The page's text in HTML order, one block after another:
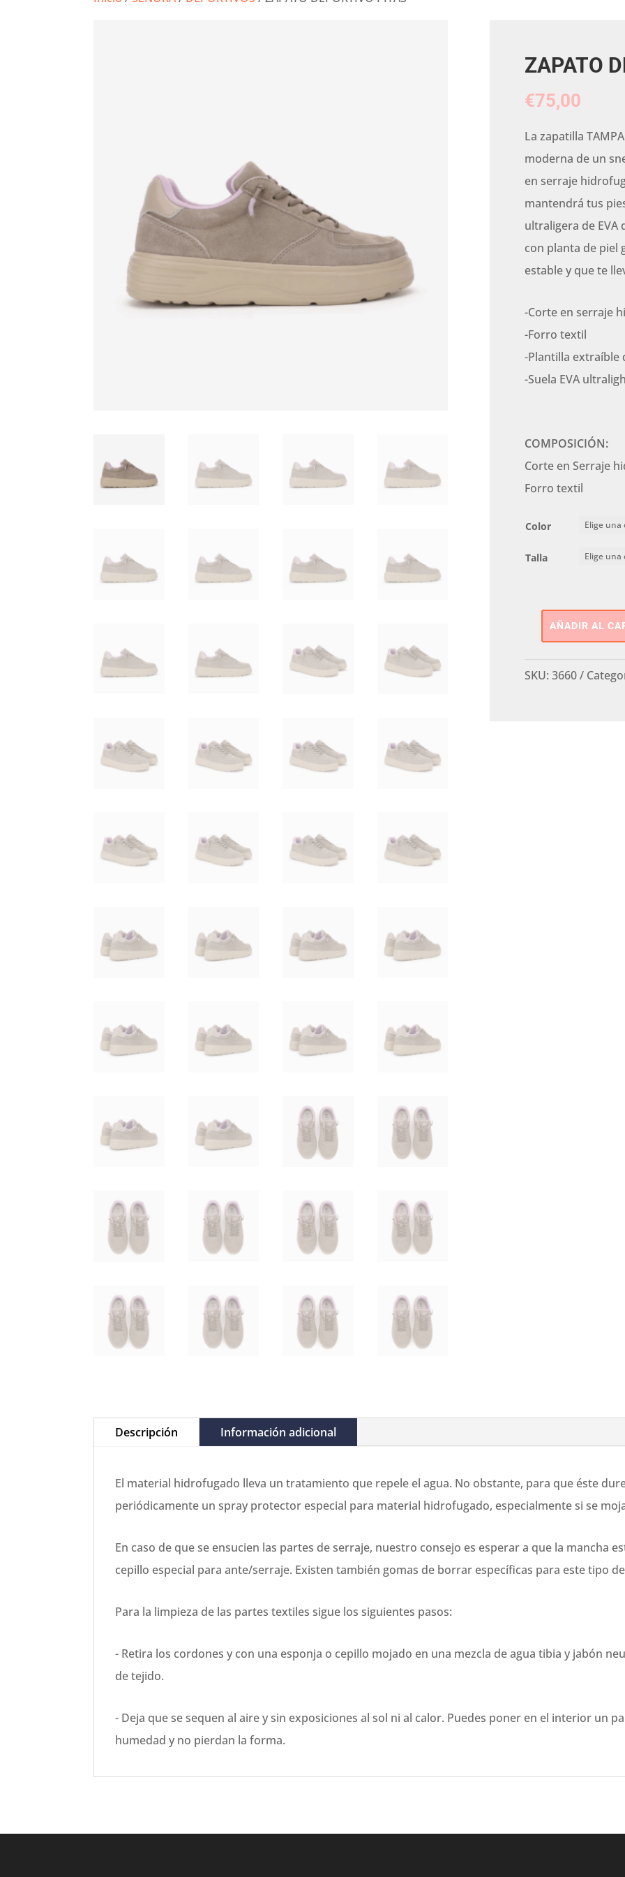
ZAPATO
€75,00
La zapatilla
moderna de un
en serraje
mantendrá tus
ultraligera de EVA
con planta de piel
estable y que te
-Corte en serraje
-Forro textil
-Plantilla extraíble
-Suela EVA
COMPOSICIÓN:
Corte en Serraje
Forro textil
Color
Talla
ZAPATO
cantidad
AÑADIR AL
SKU: 3660
Descripción Información adicional
El material hidrofugado lleva un tratamiento que repele el agua. No obstante, para que éste
periódicamente un spray protector especial para material hidrofugado, especialmente si se
En caso de que se ensucien las partes de serraje, nuestro consejo es esperar a que la mancha
cepillo especial para ante/serraje. Existen también gomas de borrar específicas para este tipo
Para la limpieza de las partes textiles sigue los siguientes pasos:
- Retira los cordones y con una esponja o cepillo mojado en una mezcla de agua tibia y jabón
de tejido.
- Deja que se sequen al aire y sin exposiciones al sol ni al calor. Puedes poner en el interior un
humedad y no pierdan la forma.